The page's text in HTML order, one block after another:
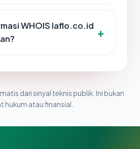
WHOIS laflo.co.id
dari sinyal teknis publik. Ini bukan
hukum atau finansial.